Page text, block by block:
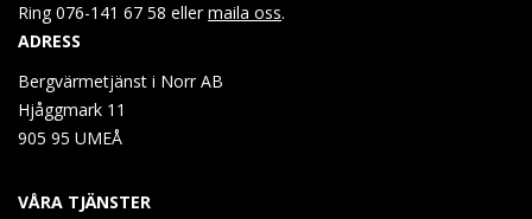
Ring 076-141 67 58 ellermaila oss.
ADRESS
Bergvärmetjänst i Norr AB
Hjåggmark 11
905 95 UMEÅ
VÅRA TJÄNSTER